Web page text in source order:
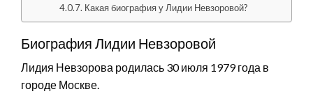
Какая биография у Лидии Невзоровой?
Биография Лидии Невзоровой
Лидия Невзорова родилась 30 июля 1979 года в
городе Москве.